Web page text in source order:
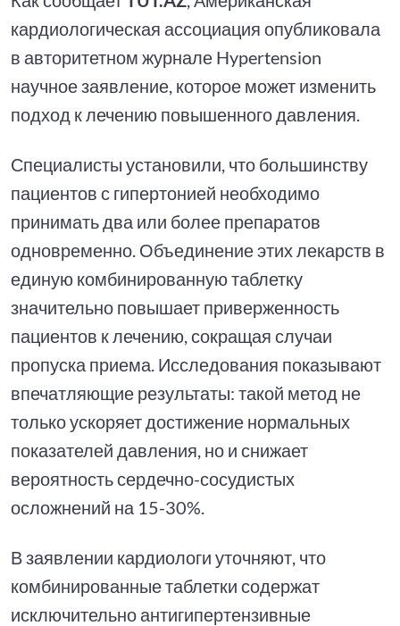
кардиологическая ассоциация опубликовала
в авторитетном журнале Hypertension
научное заявление, которое может изменить
подход к лечению повышенного давления.
Специалисты установили, что большинству
пациентов с гипертонией необходимо
принимать два или более препаратов
одновременно. Объединение этих лекарств в
единую комбинированную таблетку
значительно повышает приверженность
пациентов к лечению, сокращая случаи
пропуска приема. Исследования показывают
впечатляющие результаты: такой метод не
только ускоряет достижение нормальных
показателей давления, но и снижает
вероятность сердечно-сосудистых
осложнений на 15-30%.
В заявлении кардиологи уточняют, что
комбинированные таблетки содержат
исключительно антигипертензивные